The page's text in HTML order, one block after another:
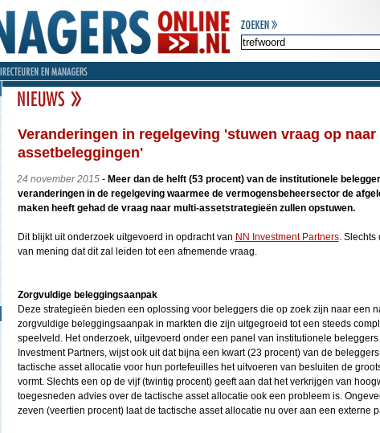
Veranderingen in regelgeving 'stuwen vraag op
assetbeleggingen'
24 november 2015- Meer dan de helft (53 procent) van de institutionele
veranderingen in de regelgeving waarmee de vermogensbeheersector de
maken heeft gehad de vraag naar multi-assetstrategieën zullen opstuwen.
Dit blijkt uit onderzoek uitgevoerd in opdracht van NN Investment Partners. Slechts
van mening dat dit zal leiden tot een afnemende vraag.
Zorgvuldige beleggingsaanpak
Deze strategieën bieden een oplossing voor beleggers die op zoek zijn naar een
zorgvuldige beleggingsaanpak in markten die zijn uitgegroeid tot een steeds
speelveld. Het onderzoek, uitgevoerd onder een panel van institutionele beleggers
Investment Partners, wijst ook uit dat bijna een kwart (23 procent) van de
tactische asset allocatie voor hun portefeuilles het uitvoeren van besluiten de
vormt. Slechts een op de vijf (twintig procent) geeft aan dat het verkrijgen van
toegesneden advies over de tactische asset allocatie ook een probleem is.
zeven (veertien procent) laat de tactische asset allocatie nu over aan een externe